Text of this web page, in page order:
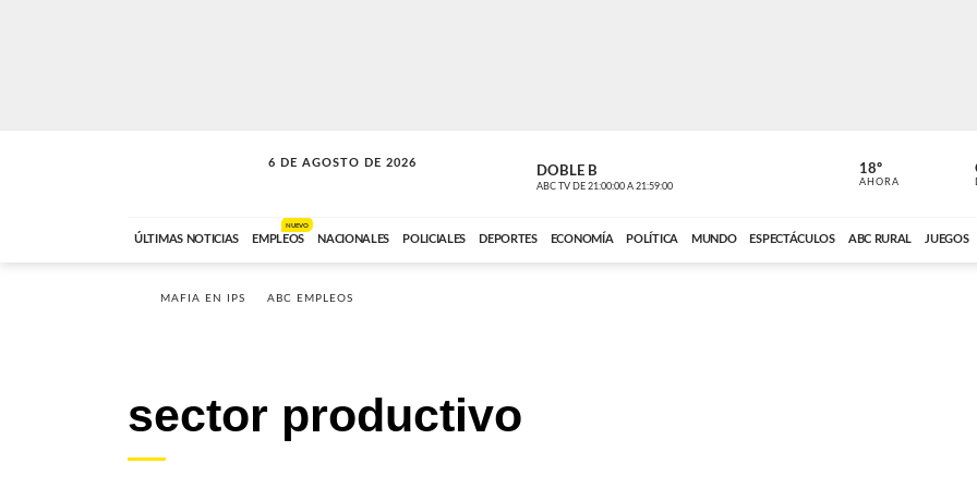
6 DE AGOSTO DE 2026
SOLO MÚSICA DOBLE B
ABC TV DE 21:00:00 A 21:59:00
DE TODO
ABC CARDINAL
18º
AHORA
ÚLTIMAS NOTICIAS EMPLEOS
NUEVO
NACIONALES POLICIALES DEPORTES ECONOMÍA POLÍTICA MUNDO ESPECTÁCULOS ABC RURAL JUEGOS
MAFIA EN IPS ABC EMPLEOS
sector productivo